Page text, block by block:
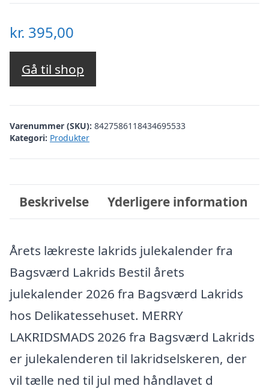
kr. 395,00
Gå til shop
Varenummer (SKU): 8427586118434695533
Kategori: Produkter
Beskrivelse Yderligere information
Årets lækreste lakrids julekalender fra
Bagsværd Lakrids Bestil årets
julekalender 2026 fra Bagsværd Lakrids
hos Delikatessehuset. MERRY
LAKRIDSMADS 2026 fra Bagsværd Lakrids
er julekalenderen til lakridselskeren, der
vil tælle ned til jul med håndlavet d